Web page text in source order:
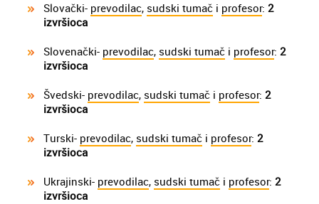
Slovački- prevodilac, sudski tumač i profesor: 2
izvršioca
Slovenački- prevodilac, sudski tumač i profesor: 2
izvršioca
Švedski- prevodilac, sudski tumač i profesor: 2
izvršioca
Turski- prevodilac, sudski tumač i profesor: 2
izvršioca
Ukrajinski- prevodilac, sudski tumač i profesor: 2
izvršioca